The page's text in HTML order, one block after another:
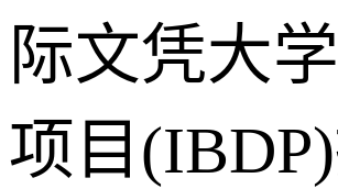
际文凭大
项目